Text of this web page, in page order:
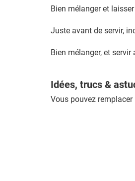
Bien mélanger et
Juste avant de servir,
Bien mélanger, et servir
Idées, trucs &
Vous pouvez